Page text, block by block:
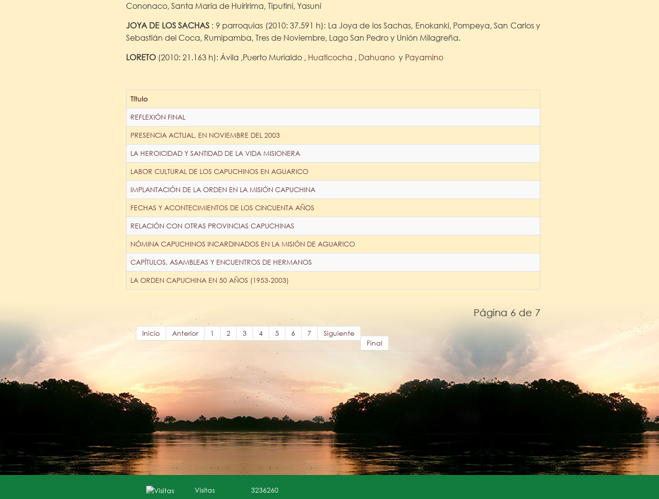
Cononaco, Santa María de Huiririma, Tiputini, Yasuní
JOYA DE LOS SACHAS : 9 parroquias (2010: 37.591 h): La Joya de los Sachas, Enokanki, Pompeya, San Carlos y
Sebastián del Coca, Rumipamba, Tres de Noviembre, Lago San Pedro y Unión Milagreña.
LORETO (2010: 21.163 h): Ávila ,Puerto Murialdo , Huaticocha , Dahuano y Payamino
Título
REFLEXIÓN FINAL
PRESENCIA ACTUAL, EN NOVIEMBRE DEL 2003
LA HEROICIDAD Y SANTIDAD DE LA VIDA MISIONERA
LABOR CULTURAL DE LOS CAPUCHINOS EN AGUARICO
IMPLANTACIÓN DE LA ORDEN EN LA MISIÓN CAPUCHINA
FECHAS Y ACONTECIMIENTOS DE LOS CINCUENTA AÑOS
RELACIÓN CON OTRAS PROVINCIAS CAPUCHINAS
NÓMINA CAPUCHINOS INCARDINADOS EN LA MISIÓN DE AGUARICO
CAPÍTULOS, ASAMBLEAS Y ENCUENTROS DE HERMANOS
LA ORDEN CAPUCHINA EN 50 AÑOS (1953-2003)
Página 6 de 7
Inicio Anterior 1 2 3 4 5 6 7
Siguiente
Final
Visitas 3236260